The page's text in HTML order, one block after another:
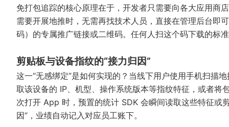
免打包追踪的核心原理在于，开发者只需要向各大应用商
需要开展地推时，无需再找技术人员，直接在管理后台即
码）的专属推广链接或二维码。任何人扫这个码下载的标
剪贴板与设备指纹的“接力归因”
这一“无感绑定”是如何实现的？当线下用户使用手机扫描
取该设备的 IP、机型、操作系统版本等指纹特征，或者
次打开 App 时，预置的统计 SDK 会瞬间读取这些特征或
因”，业绩自动记入对应员工账下。